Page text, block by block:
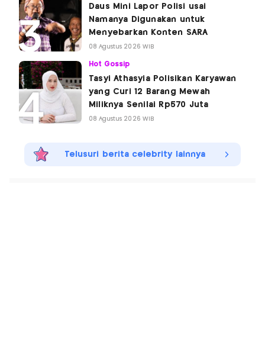
Daus Mini Lapor Polisi usai
Namanya Digunakan untuk
Menyebarkan Konten SARA
08 Agustus 2026 WIB
Hot Gossip
Tasyi Athasyia Polisikan Karyawan
yang Curi 12 Barang Mewah
Miliknya Senilai Rp570 Juta
08 Agustus 2026 WIB
Telusuri berita celebrity lainnya